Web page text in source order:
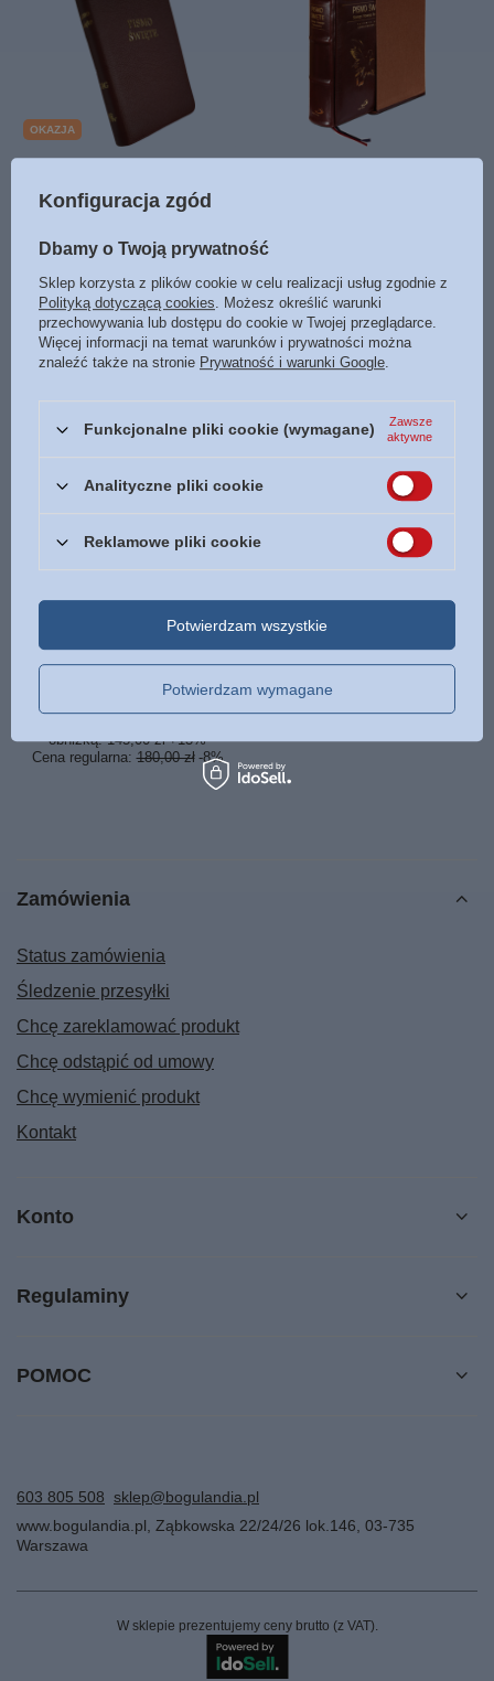
OKAZJA
Gdańska UBG A6 mała
marmurek skóra zamek złoto
Najniższa cena z 30 dni przed
obniżką:199,50 zł +5%
Cena regularna:220,00 zł -5%
OKAZJA
Przymierze EIB Liga Biblijna
średnia A5 ekoskóra PU złoto
/ szt.
obniżką:145,00 zł +13%
Cena regularna:180,00 zł -8%
Derek Prince - oprawa miękka
Zamówienia
Status zamówienia
Śledzenie przesyłki
Chcę zareklamować produkt
Chcę odstąpić od umowy
Chcę wymienić produkt
Kontakt
Konto
Regulaminy
POMOC
603 805 508 sklep@bogulandia.pl
www.bogulandia.pl
Ząbkowska 22/24/26 lok.146 03-735
Warszawa
W sklepie prezentujemy ceny brutto (z VAT).
Konfiguracja zgód
Dbamy o Twoją prywatność
Sklep korzysta z plików cookie w celu realizacji usług zgodnie z
Polityką dotyczącą cookies. Możesz określić warunki
przechowywania lub dostępu do cookie w Twojej przeglądarce.
Więcej informacji na temat warunków i prywatności można
znaleźć także na stronie Prywatność i warunki Google.
Funkcjonalne pliki cookie (wymagane)
Zawsze
aktywne
Analityczne pliki cookie
Reklamowe pliki cookie
Potwierdzam wymagane
Potwierdzam wszystkie